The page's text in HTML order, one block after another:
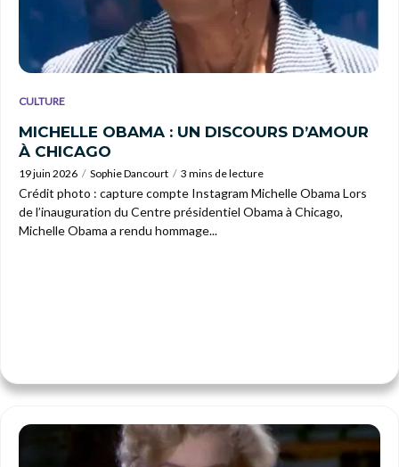
CULTURE
MICHELLE OBAMA : UN DISCOURS D’AMOUR
À CHICAGO
19 juin 2026 Sophie Dancourt 3 mins de lecture
Crédit photo : capture compte Instagram Michelle Obama Lors
de l’inauguration du Centre présidentiel Obama à Chicago,
Michelle Obama a rendu hommage...